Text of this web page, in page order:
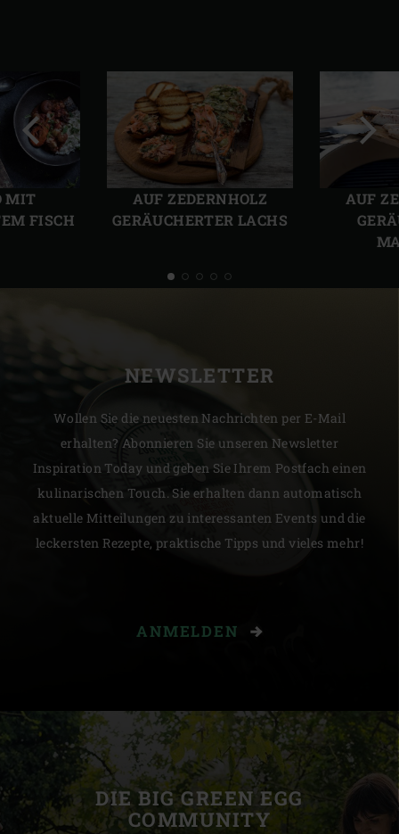
MIT
FISCH
AUF ZEDERNHOLZ
GERÄUCHERTER LACHS
AUF
NEWSLETTER
Wollen Sie die neuesten Nachrichten per E-Mail
erhalten? Abonnieren Sie unseren Newsletter
Inspiration Today und geben Sie Ihrem Postfach einen
kulinarischen Touch. Sie erhalten dann automatisch
aktuelle Mitteilungen zu interessanten Events und die
leckersten Rezepte, praktische Tipps und vieles mehr!
ANMELDEN
DIE BIG GREEN EGG
COMMUNITY